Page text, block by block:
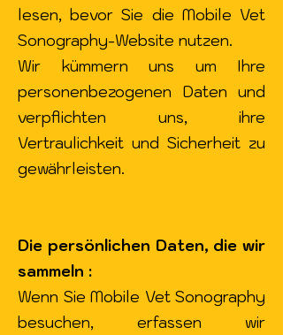
lesen, bevor Sie die Mobile Vet
Sonography-Website nutzen.
Wir kümmern uns um Ihre
personenbezogenen Daten und
verpflichten uns, ihre
Vertraulichkeit und Sicherheit zu
gewährleisten.
Die persönlichen Daten, die wir
sammeln :
Wenn Sie Mobile Vet Sonography
besuchen, erfassen wir